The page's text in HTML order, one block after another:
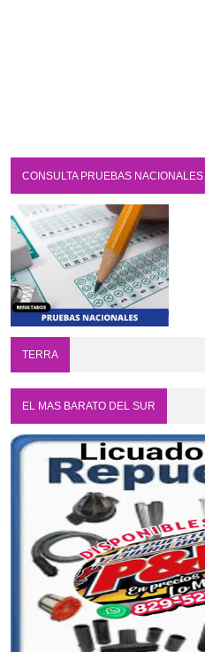
CONSULTA PRUEBAS NACIONALES
TERRA
EL MAS BARATO DEL SUR